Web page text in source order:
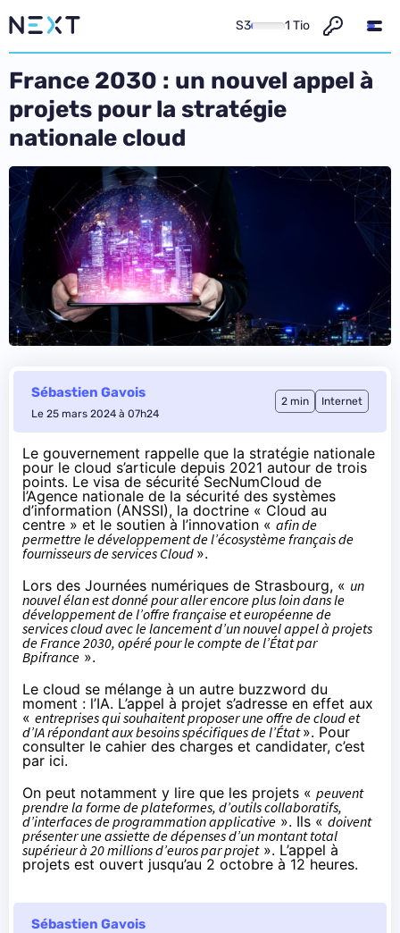
S3 1 Tio
France 2030 : un nouvel appel à
projets pour la stratégie
nationale cloud
Sébastien Gavois
Le 25 mars 2024 à 07h24
2 min Internet
Le gouvernement rappelle que la stratégie nationale
pour le cloud s’articule depuis 2021 autour de trois
points. Le visa de sécurité SecNumCloud de
l’Agence nationale de la sécurité des systèmes
d’information (ANSSI), la doctrine « Cloud au
centre » et le soutien à l’innovation « afin de
permettre le développement de l’écosystème français de
fournisseurs de services Cloud ».
Lors des Journées numériques de Strasbourg, « un
nouvel élan est donné pour aller encore plus loin dans le
développement de l’offre française et européenne de
services cloud avec le lancement d’un nouvel appel à projets
de France 2030, opéré pour le compte de l’État par
Bpifrance ».
Le cloud se mélange à un autre buzzword du
moment : l’IA. L’appel à projet s’adresse en effet aux
« entreprises qui souhaitent proposer une offre de cloud et
d’IA répondant aux besoins spécifiques de l’État». Pour
consulter le cahier des charges et candidater, c’est
par ici.
On peut notamment y lire que les projets « peuvent
prendre la forme de plateformes, d’outils collaboratifs,
d’interfaces de programmation applicative ». Ils « doivent
présenter une assiette de dépenses d’un montant total
supérieur à 20 millions d’euros par projet». L’appel à
projets est ouvert jusqu’au 2 octobre à 12 heures.
Sébastien Gavois